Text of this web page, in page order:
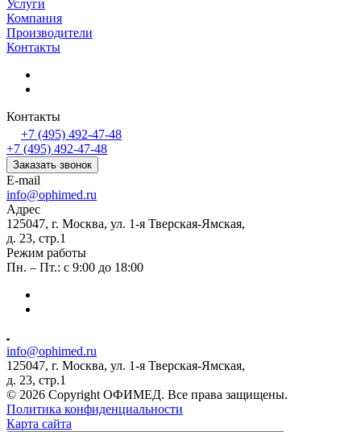
Услуги
Компания
Производители
Контакты
Контакты
+7 (495) 492-47-48
+7 (495) 492-47-48
Заказать звонок
E-mail
info@ophimed.ru
Адрес
125047, г. Москва, ул. 1-я Тверская-Ямская,
д. 23, стр.1
Режим работы
Пн. – Пт.: с 9:00 до 18:00
info@ophimed.ru
125047, г. Москва, ул. 1-я Тверская-Ямская,
д. 23, стр.1
© 2026 Copyright ОФИМЕД. Все права защищены.
Политика конфиденциальности
Карта сайта